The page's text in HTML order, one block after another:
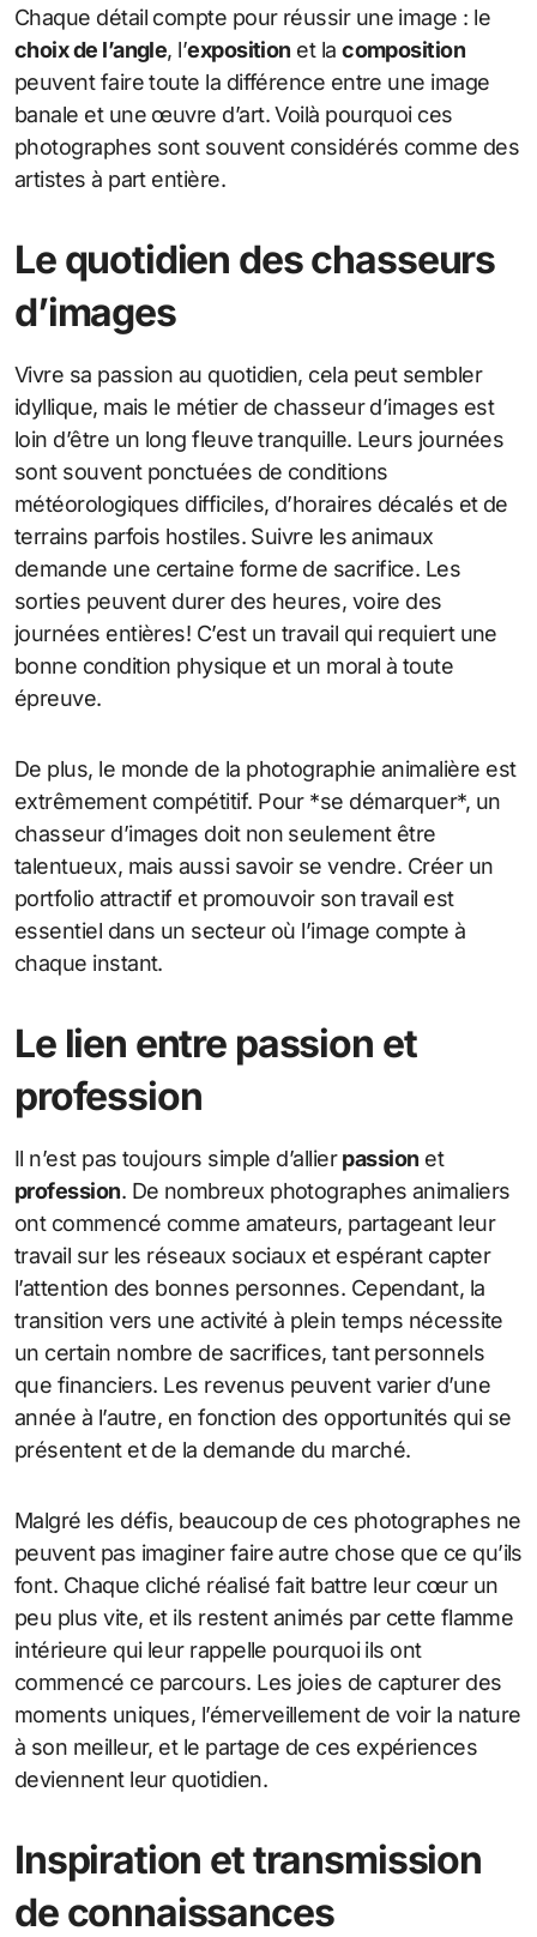
Chaque détail compte pour réussir une image : le
choix de l’angle, l’exposition et lacomposition
peuvent faire toute la différence entre une image
banale et une œuvre d’art. Voilà pourquoi ces
photographes sont souvent considérés comme des
artistes à part entière.
Le quotidien des chasseurs
d’images
Vivre sa passion au quotidien, cela peut sembler
idyllique, mais le métier de chasseur d’images est
loin d’être un long fleuve tranquille. Leurs journées
sont souvent ponctuées de conditions
météorologiques difficiles, d’horaires décalés et de
terrains parfois hostiles. Suivre les animaux
demande une certaine forme de sacrifice. Les
sorties peuvent durer des heures, voire des
journées entières! C’est un travail qui requiert une
bonne condition physique et un moral à toute
épreuve.
De plus, le monde de la photographie animalière est
extrêmement compétitif. Pour *se démarquer*, un
chasseur d’images doit non seulement être
talentueux, mais aussi savoir se vendre. Créer un
portfolio attractif et promouvoir son travail est
essentiel dans un secteur où l’image compte à
chaque instant.
Le lien entre passion et
profession
Il n’est pas toujours simple d’allierpassion et
profession. De nombreux photographes animaliers
ont commencé comme amateurs, partageant leur
travail sur les réseaux sociaux et espérant capter
l’attention des bonnes personnes. Cependant, la
transition vers une activité à plein temps nécessite
un certain nombre de sacrifices, tant personnels
que financiers. Les revenus peuvent varier d’une
année à l’autre, en fonction des opportunités qui se
présentent et de la demande du marché.
Malgré les défis, beaucoup de ces photographes ne
peuvent pas imaginer faire autre chose que ce qu’ils
font. Chaque cliché réalisé fait battre leur cœur un
peu plus vite, et ils restent animés par cette flamme
intérieure qui leur rappelle pourquoi ils ont
commencé ce parcours. Les joies de capturer des
moments uniques, l’émerveillement de voir la nature
à son meilleur, et le partage de ces expériences
deviennent leur quotidien.
Inspiration et transmission
de connaissances